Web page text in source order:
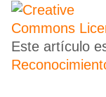
Este artículo